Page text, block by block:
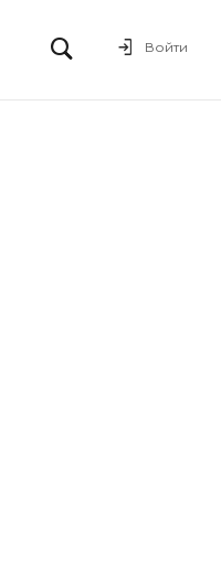
Войти